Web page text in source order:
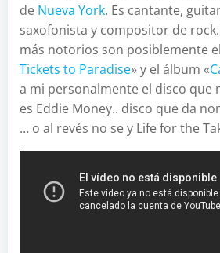
de Nueva York. Es cantante,
saxofonista y compositor de
más notorios son posiblemente
Tickets to Paradise» y el álbum «
a mi personalmente el disco que
es Eddie Money.. disco que da
… o al revés no se y Life for the